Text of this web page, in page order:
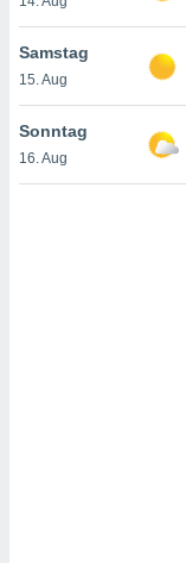
der
weiterhin
Samstag
15. Aug
Sonntag
16. Aug